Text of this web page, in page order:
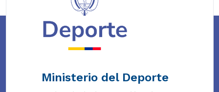
Ministerio del Deporte